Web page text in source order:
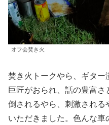
オフ会焚き火
焚き火トークやら、ギタ
巨匠がおられ、話の豊富
倒されるやら、刺激される
いただきました。色んな車